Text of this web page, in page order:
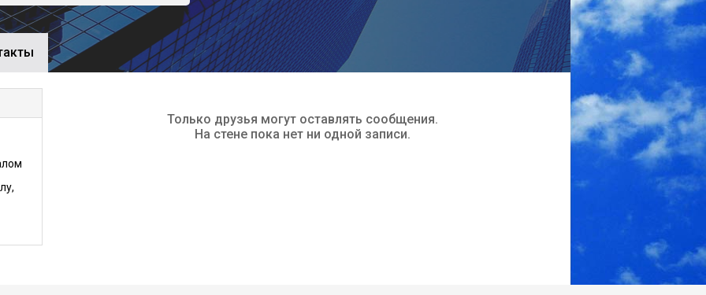
Только друзья могут оставлять сообщения.
На стене пока нет ни одной записи.